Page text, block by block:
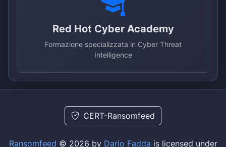
Red Hot Cyber Academy
Formazione specializzata in Cyber Threat
Intelligence
CERT-Ransomfeed
Ransomfeed © 2026 by Dario Fadda is licensed under